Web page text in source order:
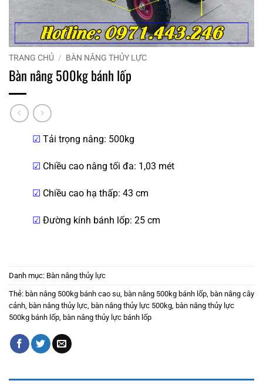
TRANG CHỦ / BÀN NÂNG THỦY LỰC
Bàn nâng 500kg bánh lốp
☑ Tải trọng nâng: 500kg
☑ Chiều cao nâng tối đa: 1,03 mét
☑ Chiều cao hạ thấp: 43 cm
☑ Đường kính bánh lốp: 25 cm
Danh mục: Bàn nâng thủy lực
Thẻ: bàn nâng 500kg bánh cao su, bàn nâng 500kg bánh lốp, bàn nâng cây
cảnh, bàn nâng thủy lực, bàn nâng thủy lực 500kg, bàn nâng thủy lực
500kg bánh lốp, bàn nâng thủy lực bánh lốp